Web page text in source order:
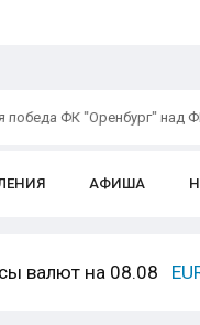
победа ФК "Оренбург" над
АФИША
валют на 08.08